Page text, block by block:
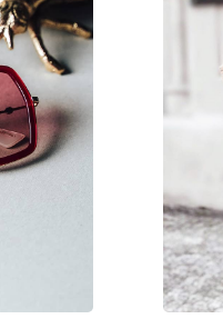
Gucci
Moda
GG0327S 002 52
Tak